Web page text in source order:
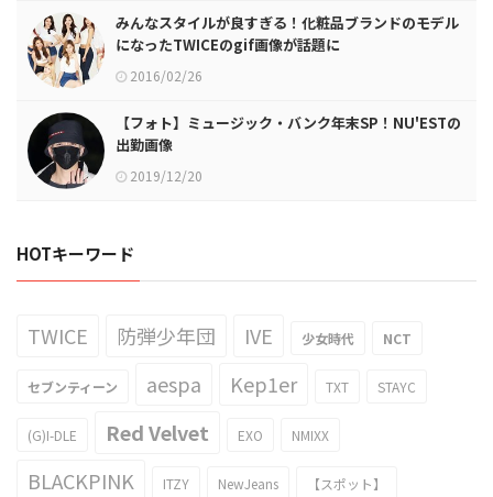
みんなスタイルが良すぎる！化粧品ブランドのモデル
になったTWICEのgif画像が話題に
2016/02/26
【フォト】ミュージック・バンク年末SP！NU'ESTの
出勤画像
2019/12/20
HOTキーワード
TWICE 防弾少年団 IVE 少女時代 NCT
セブンティーン aespa Kep1er TXT STAYC
(G)I-DLE Red Velvet EXO NMIXX
BLACKPINK ITZY NewJeans 【スポット】